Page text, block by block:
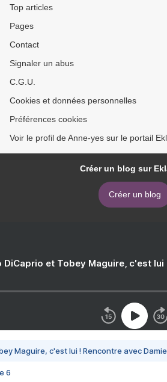
Top articles
Pages
Contact
Signaler un abus
C.G.U.
Cookies et données personnelles
Préférences cookies
Voir le profil de Anne-yes sur le portail
Créer un blog sur
Créer un blog
DiCaprio et Tobey Maguire, c'est
Maguire, c'est lui ! Rencontre avec
6